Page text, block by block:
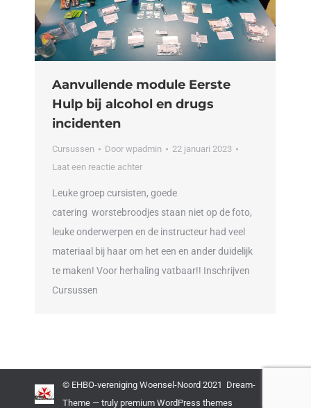
Aanvullende module Eerste
Hulp bij alcohol en drugs
incidenten
Cursussen Door wpadmin
22 januari 2023
Laat een reactie achter
Leuke groep cursisten, goede
catering worstebroodjes staan niet op de foto,
leuke onderwerpen en de instructeur had veel
materiaal bij haar om het een en ander duidelijk
te maken! Voor herhaling vatbaar!! Inschrijven
Cursussen
© EHBO-vereniging Woensel-Noord 2021 Dream-
Theme — truly premium WordPress themes